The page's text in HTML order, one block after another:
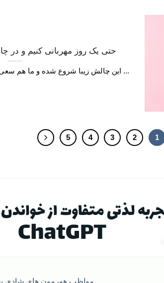
حتی یک روز مهربانی کنیم و در
این چالش زیبا شروع شده و ما هم سعی می کنیم به سهم خودمان اطلاع ...
1
2
3
4
5
مواظب هورمون های شادی